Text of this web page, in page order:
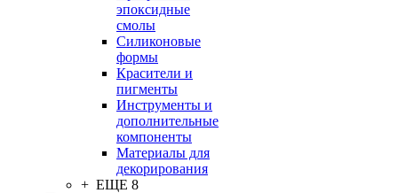
эпоксидные
смолы
Силиконовые
формы
Красители и
пигменты
Инструменты и
дополнительные
компоненты
Материалы для
декорирования
+ ЕЩЕ 8